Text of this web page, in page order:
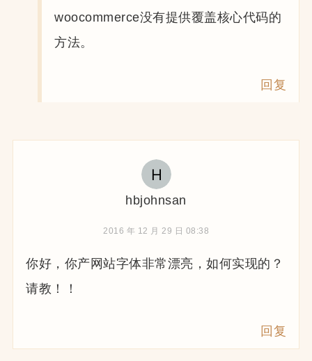
woocommerce没有提供覆盖核心代码的
方法。
回复
hbjohnsan
2016 年 12 月 29 日 08:38
你好，你产网站字体非常漂亮，如何实现的？
请教！！
回复